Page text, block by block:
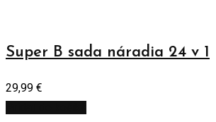
Super B sada náradia 24 v 1
29,99 €